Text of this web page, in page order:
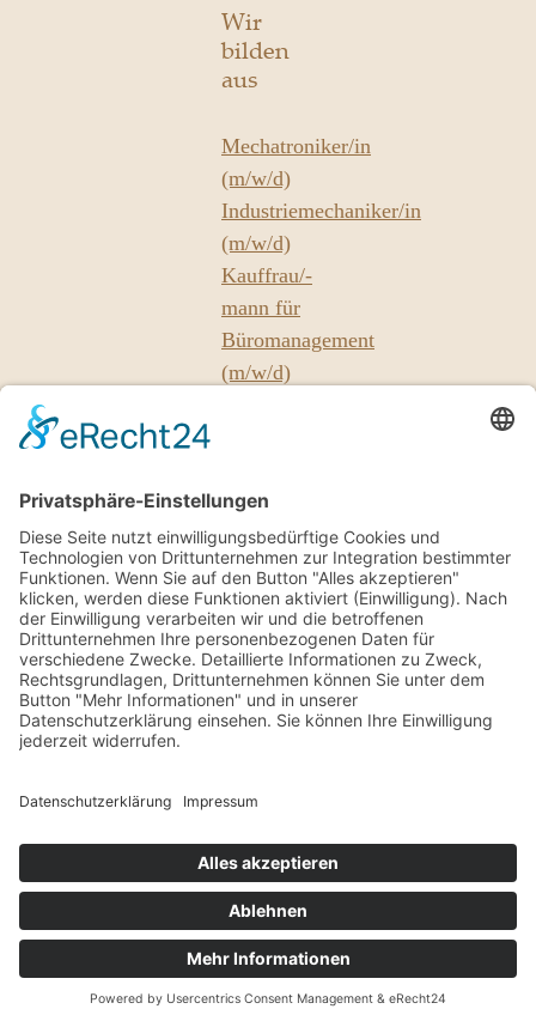
Wir
bilden
aus
Mechatroniker/in
(m/w/d)
Industriemechaniker/in
(m/w/d)
Kauffrau/-
mann für
Büromanagement
(m/w/d)
© Copyright 2010 –
Automatisierungs-Technik GmbH|Impressum|
+49 5851 979 42 80
SCHREIBEN SIE UNS
EINE E-MAIL